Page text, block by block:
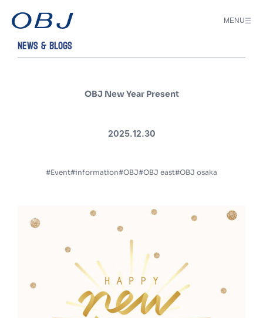
MENU
NEWS & BLOGS
OBJ New Year Present
2025.12.30
#Event#information#OBJ#OBJ east#OBJ osaka